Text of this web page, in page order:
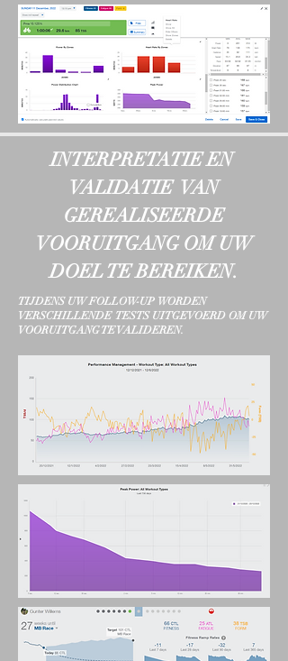
INTERPRETATIE EN
VALIDATIE VAN
GEREALISEERDE
VOORUITGANG OM UW
DOEL TE BEREIKEN.
TIJDENS UW FOLLOW-UP WORDEN
VERSCHILLENDE TESTS UITGEVOERD OM UW
VOORUITGANG TE VALIDEREN.